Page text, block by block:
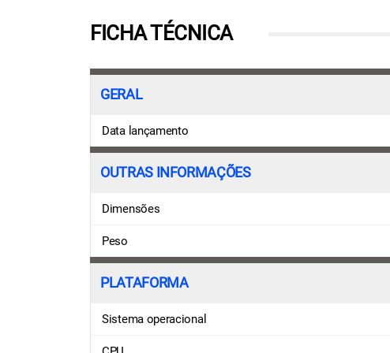
FICHA TÉCNICA
GERAL
Data lançamento
OUTRAS INFORMAÇÕES
Dimensões
Peso
PLATAFORMA
Sistema operacional